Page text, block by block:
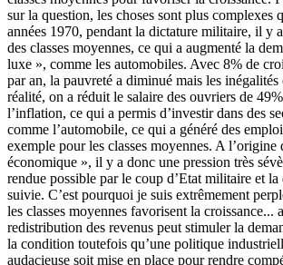
sur la question, les choses sont plus complexes
années 1970, pendant la dictature militaire, il y
des classes moyennes, ce qui a augmenté la
luxe », comme les automobiles. Avec 8% de
par an, la pauvreté a diminué mais les
réalité, on a réduit le salaire des ouvriers de
l’inflation, ce qui a permis d’investir dans des
comme l’automobile, ce qui a généré des
exemple pour les classes moyennes. A l’origine
économique », il y a donc une pression très
rendue possible par le coup d’Etat militaire et la
suivie. C’est pourquoi je suis extrêmement
les classes moyennes favorisent la croissance...
redistribution des revenus peut stimuler la
la condition toutefois qu’une politique
audacieuse soit mise en place pour rendre